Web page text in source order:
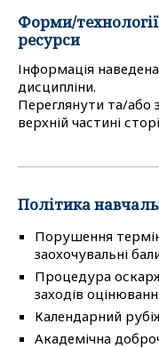
Форми/
ресурси
Інформація
дисципліни.
Переглянути та/або
верхній частині
Політика
Порушення
заохочувальні
Процедура
заходів
Календарний
Академічна